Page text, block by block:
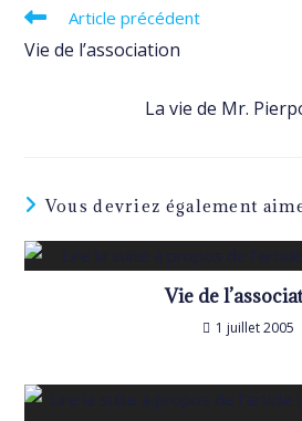
Read
articles
Article précédent
Vie de l’association
La vie de Mr.
Vous devriez également
Vie de
1 juillet 2005